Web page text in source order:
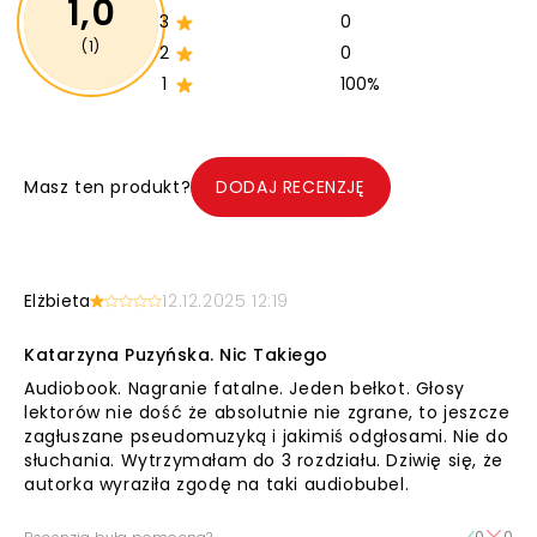
1,0
(1)
3
0
2
0
1
100%
Masz ten produkt? DODAJ RECENZJĘ
Elżbieta 12.12.2025 12:19
Katarzyna Puzyńska. Nic Takiego
Audiobook. Nagranie fatalne. Jeden bełkot. Głosy
lektorów nie dość że absolutnie nie zgrane, to jeszcze
zagłuszane pseudomuzyką i jakimiś odgłosami. Nie do
słuchania. Wytrzymałam do 3 rozdziału. Dziwię się, że
autorka wyraziła zgodę na taki audiobubel.